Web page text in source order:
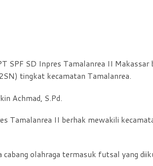
SPF SD Inpres Tamalanrea II Makassar
tingkat kecamatan Tamalanrea.
Achmad, S.Pd.
Tamalanrea II berhak mewakili
olahraga termasuk futsal yang